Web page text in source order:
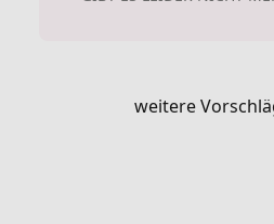
weitere